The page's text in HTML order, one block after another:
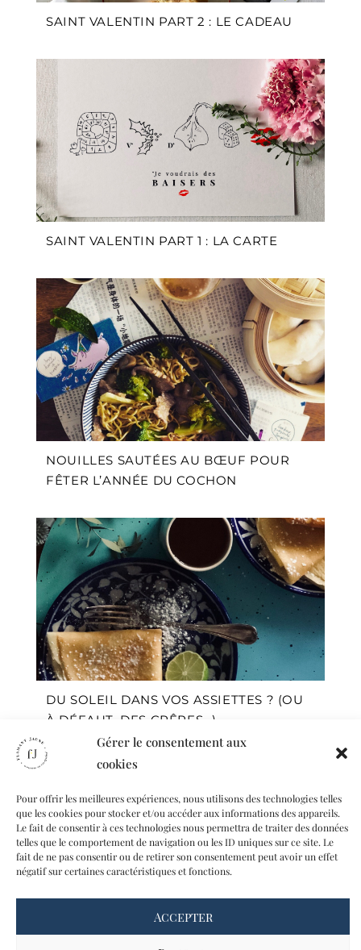
Gérer le consentement aux
cookies
Pour offrir les meilleures expériences, nous utilisons des technologies telles
que les cookies pour stocker et/ou accéder aux informations des appareils.
Le fait de consentir à ces technologies nous permettra de traiter des données
telles que le comportement de navigation ou les ID uniques sur ce site. Le
fait de ne pas consentir ou de retirer son consentement peut avoir un effet
négatif sur certaines caractéristiques et fonctions.
Accepter
SAINT VALENTIN PART 2 : LE CADEAU
SAINT VALENTIN PART 1 : LA CARTE
NOUILLES SAUTÉES AU BŒUF POUR
FÊTER L’ANNÉE DU COCHON
DU SOLEIL DANS VOS ASSIETTES ? (OU
À DÉFAUT, DES CRÊPES…)
CONTACT
A PROPOS